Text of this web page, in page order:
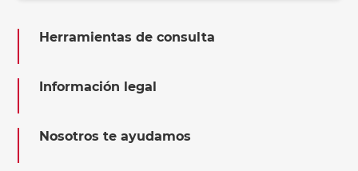
Herramientas de consulta
Información legal
Nosotros te ayudamos